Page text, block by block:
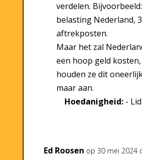
verdelen.
belasting Nederland,
aftrekposten.
Maar het zal
een hoop geld
houden ze dit
maar aan.
Hoedanigheid:- Lid
Ed Roosen op 30 mei 2024